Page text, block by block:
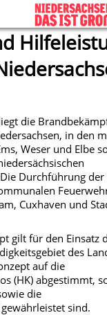
die
in den
Weser und Elbe
Durchführung der
Cuxhaven und
gilt für den Einsatz
des
auf die
(HK) abgestimmt,
die
sind.